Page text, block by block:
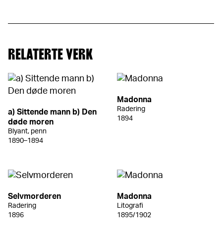
RELATERTE VERK
a) Sittende mann b) Den
døde moren
Blyant, penn
1890–1894
Madonna
Radering
1894
Selvmorderen
Radering
1896
Madonna
Litografi
1895/1902